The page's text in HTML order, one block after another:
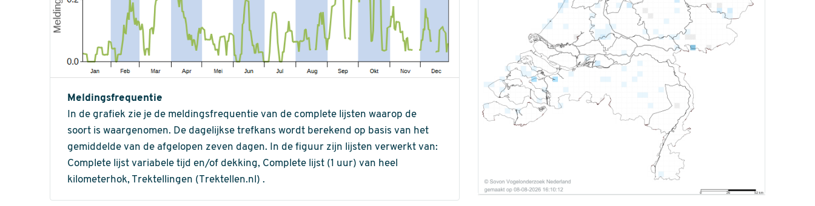
Meldingsfrequentie
In de grafiek zie je de meldingsfrequentie van de complete lijsten waarop de
soort is waargenomen. De dagelijkse trefkans wordt berekend op basis van het
gemiddelde van de afgelopen zeven dagen. In de figuur zijn lijsten verwerkt van:
Complete lijst variabele tijd en/of dekking, Complete lijst (1 uur) van heel
kilometerhok, Trektellingen (Trektellen.nl) .